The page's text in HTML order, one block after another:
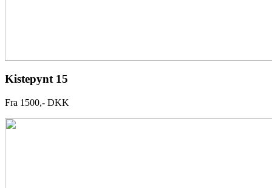
Kistepynt 15
Fra 1500,- DKK